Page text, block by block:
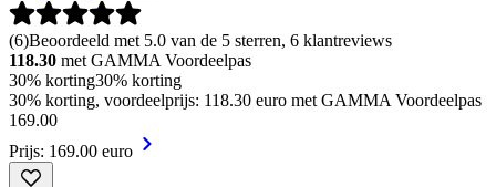
(6)Beoordeeld met 5.0 van de 5 sterren, 6 klantreviews
118.30 met GAMMA Voordeelpas
30% korting30% korting
30% korting, voordeelprijs: 118.30 euro met GAMMA Voordeelpas
169.00
Prijs: 169.00 euro